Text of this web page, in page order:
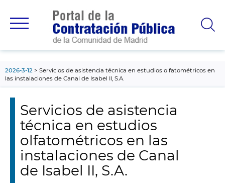
principal
2026-3-12
Servicios de asistencia técnica en estudios olfatométricos en
las instalaciones de Canal de Isabel II, S.A.
Servicios de asistencia
técnica en estudios
olfatométricos en las
instalaciones de Canal
de Isabel II, S.A.